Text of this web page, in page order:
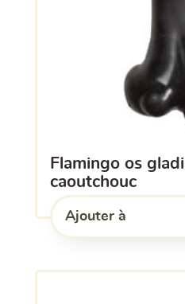
flamingo os gladiator en
caoutchouc
Ajouter à
l'une de mes listes.